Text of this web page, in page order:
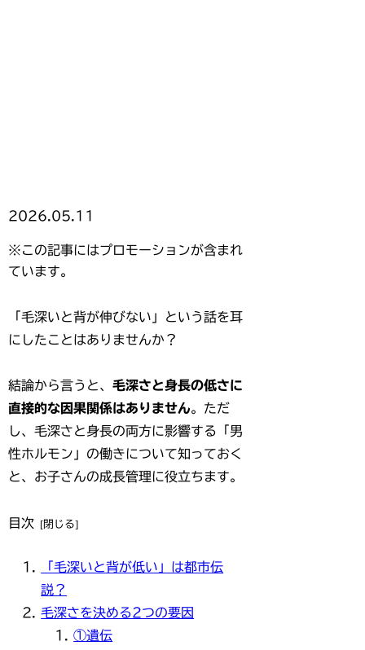
2026.05.11
※この記事にはプロモーションが含まれ
ています。
「毛深いと背が伸びない」という話を耳
にしたことはありませんか？
結論から言うと、毛深さと身長の低さに
直接的な因果関係はありません。ただ
し、毛深さと身長の両方に影響する「男
性ホルモン」の働きについて知っておく
と、お子さんの成長管理に役立ちます。
目次
「毛深いと背が低い」は都市伝
説？
毛深さを決める2つの要因
①遺伝